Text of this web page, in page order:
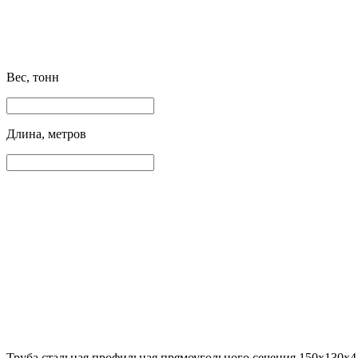
Вес, тонн
Длина, метров